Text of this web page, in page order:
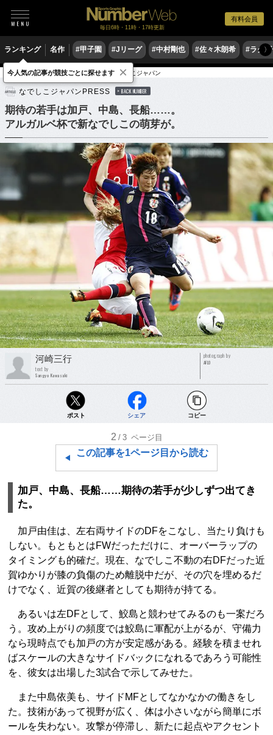
有料会員
毎日6時・11時・17時更新
ランキング 名作 #甲子園 #Jリーグ #中村剛也 #佐々木朗希 #ラグ〉
サッカー サッカー日本代表 なでしこジャパン
なでしこジャパンPRESS BACK NUMBER
期待の若手は加戸、中島、長船……。
アルガルベ杯で新なでしこの萌芽が。
河崎三行
text by
Sangyo Kawasaki
photograph by
AFLO
ポスト シェア コピー
2 /3 ページ目
この記事を1ページ目から読む
加戸、中島、長船……期待の若手が少しずつ出てき
た。
加戸由佳は、左右両サイドのDFをこなし、当たり負けも
しない。もともとはFWだっただけに、オーバーラップの
タイミングも的確だ。現在、なでしこ不動の右DFだった近
賀ゆかりが膝の負傷のため離脱中だが、その穴を埋めるだ
けでなく、近賀の後継者としても期待が持てる。
あるいは左DFとして、鮫島と競わせてみるのも一案だろ
う。攻め上がりの頻度では鮫島に軍配が上がるが、守備力
なら現時点でも加戸の方が安定感がある。経験を積ませれ
ばスケールの大きなサイドバックになれるであろう可能性
を、彼女は出場した3試合で示してみせた。
また中島依美も、サイドMFとしてなかなかの働きをし
た。技術があって視野が広く、体は小さいながら簡単にボ
ールを失わない。攻撃が停滞し、新たに起点やアクセント
今人気の記事が競技ごとに探せます ×